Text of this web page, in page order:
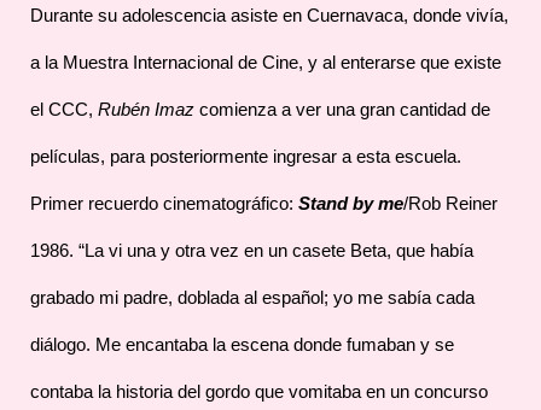
Durante su adolescencia asiste en Cuernavaca, donde vivía,
a la Muestra Internacional de Cine, y al enterarse que existe
el CCC, Rubén Imaz comienza a ver una gran cantidad de
películas, para posteriormente ingresar a esta escuela.
Primer recuerdo cinematográfico: Stand by me/Rob Reiner
1986. “La vi una y otra vez en un casete Beta, que había
grabado mi padre, doblada al español; yo me sabía cada
diálogo. Me encantaba la escena donde fumaban y se
contaba la historia del gordo que vomitaba en un concurso